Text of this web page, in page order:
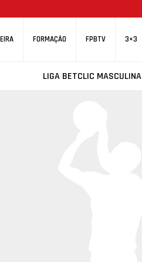
FORMAÇÃO FPBTV 3×3
LIGA BETCLIC MASCULINA